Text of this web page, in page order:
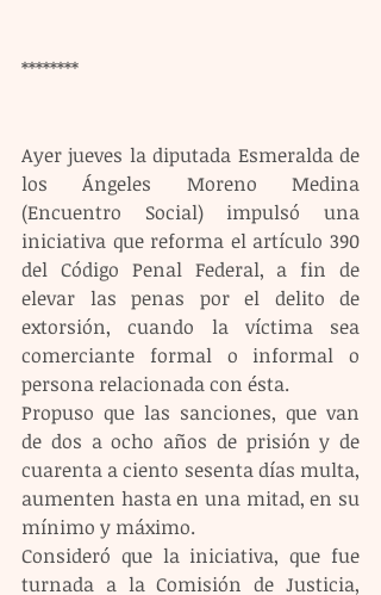
********
Ayer jueves la diputada Esmeralda de
los Ángeles Moreno Medina
(Encuentro Social) impulsó una
iniciativa que reforma el artículo 390
del Código Penal Federal, a fin de
elevar las penas por el delito de
extorsión, cuando la víctima sea
comerciante formal o informal o
persona relacionada con ésta.
Propuso que las sanciones, que van
de dos a ocho años de prisión y de
cuarenta a ciento sesenta días multa,
aumenten hasta en una mitad, en su
mínimo y máximo.
Consideró que la iniciativa, que fue
turnada a la Comisión de Justicia,